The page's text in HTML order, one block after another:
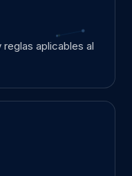
aplicables al